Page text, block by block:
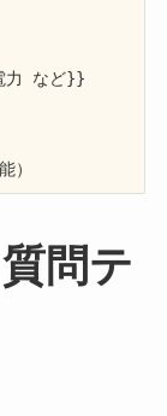
力 など}}
）
問テ